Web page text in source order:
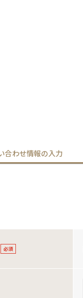
合わせ情報の入力